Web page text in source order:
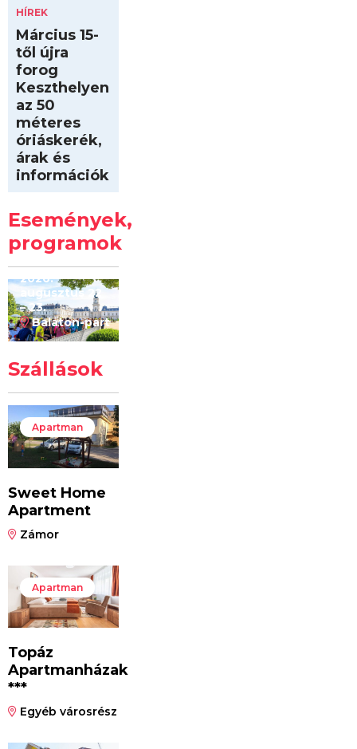
HÍREK
Március 15-
től újra
forog
Keszthelyen
az 50
méteres
óriáskerék,
árak és
információk
Események,
programok
Kilóméterek
2026
2026.
augusztus 22
– 23.
Balaton-part
Szállások
Apartman
Sweet Home
Apartment
Zámor
Apartman
Topáz
Apartmanházak
***
Egyéb városrész